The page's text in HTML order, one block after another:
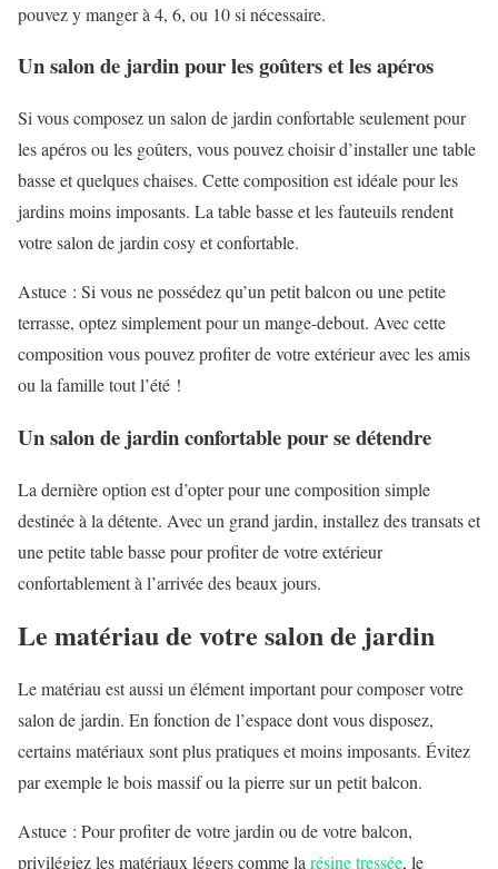
pouvez y manger à 4, 6, ou 10 si nécessaire.
Un salon de jardin pour les goûters et les apéros
Si vous composez un salon de jardin confortable seulement pour
les apéros ou les goûters, vous pouvez choisir d’installer une table
basse et quelques chaises. Cette composition est idéale pour les
jardins moins imposants. La table basse et les fauteuils rendent
votre salon de jardin cosy et confortable.
Astuce : Si vous ne possédez qu’un petit balcon ou une petite
terrasse, optez simplement pour un mange-debout. Avec cette
composition vous pouvez profiter de votre extérieur avec les amis
ou la famille tout l’été !
Un salon de jardin confortable pour se détendre
La dernière option est d’opter pour une composition simple
destinée à la détente. Avec un grand jardin, installez des transats et
une petite table basse pour profiter de votre extérieur
confortablement à l’arrivée des beaux jours.
Le matériau de votre salon de jardin
Le matériau est aussi un élément important pour composer votre
salon de jardin. En fonction de l’espace dont vous disposez,
certains matériaux sont plus pratiques et moins imposants. Évitez
par exemple le bois massif ou la pierre sur un petit balcon.
Astuce : Pour profiter de votre jardin ou de votre balcon,
privilégiez les matériaux légers comme larésine tressée, le